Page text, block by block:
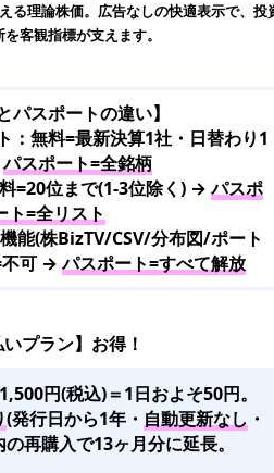
る理論株価。広告なしの快適表示で、投
客観指標が支えます。
パスポートの違い】
：無料=最新決算1社・日替わり1
パスポート=全銘柄
=20位まで(1-3位除く) →パスポ
ト=全リスト
能(株BizTV/CSV/分布図/ポート
不可 →パスポート=すべて解放
いプラン】お得！
円(税込)＝1日およそ50円。
(発行日から1年・ 自動更新なし ・
再購入で13ヶ月分に延長。